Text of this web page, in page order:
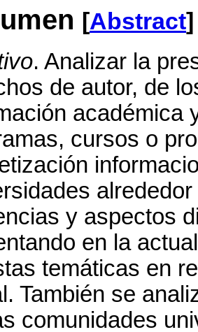
[Abstract
. Analizar la
de autor, de
académica
cursos o
y aspectos
en la
temáticas en
También se
comunidades